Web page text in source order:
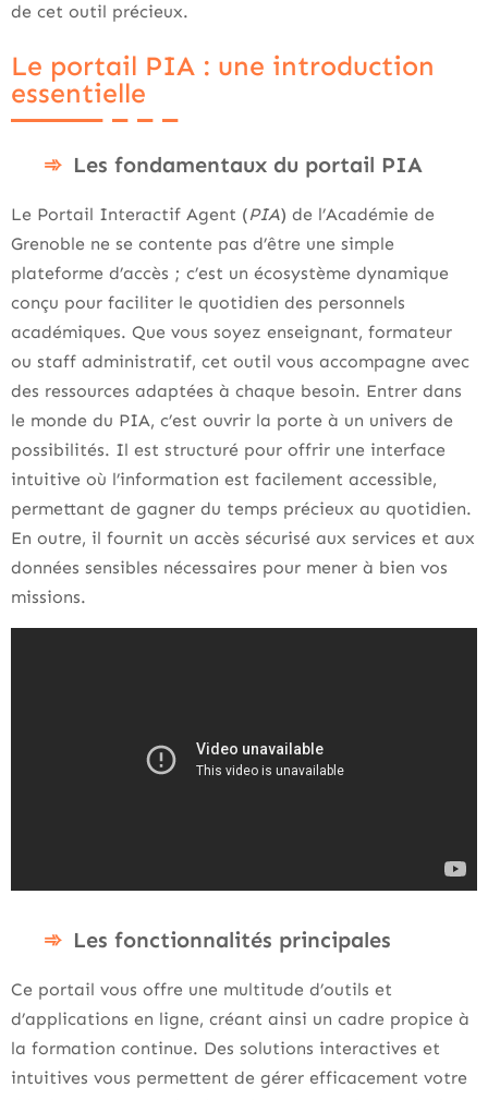
de cet outil précieux.
Le portail PIA : une introduction
essentielle
Les fondamentaux du portail PIA
Le Portail Interactif Agent (PIA) de l’Académie de
Grenoble ne se contente pas d’être une simple
plateforme d’accès ; c’est un écosystème dynamique
conçu pour faciliter le quotidien des personnels
académiques. Que vous soyez enseignant, formateur
ou staff administratif, cet outil vous accompagne avec
des ressources adaptées à chaque besoin. Entrer dans
le monde du PIA, c’est ouvrir la porte à un univers de
possibilités. Il est structuré pour offrir une interface
intuitive où l’information est facilement accessible,
permettant de gagner du temps précieux au quotidien.
En outre, il fournit un accès sécurisé aux services et aux
données sensibles nécessaires pour mener à bien vos
missions.
Les fonctionnalités principales
Ce portail vous offre une multitude d’outils et
d’applications en ligne, créant ainsi un cadre propice à
la formation continue. Des solutions interactives et
intuitives vous permettent de gérer efficacement votre